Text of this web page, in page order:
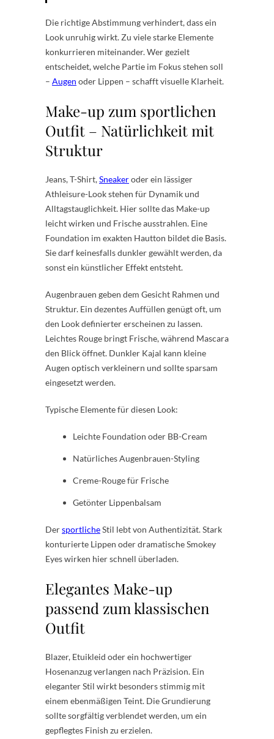
Die richtige Abstimmung verhindert, dass ein
Look unruhig wirkt. Zu viele starke Elemente
konkurrieren miteinander. Wer gezielt
entscheidet, welche Partie im Fokus stehen soll
– Augen oder Lippen – schafft visuelle Klarheit.
Make-up zum sportlichen
Outfit – Natürlichkeit mit
Struktur
Jeans, T-Shirt,Sneakeroder ein lässiger
Athleisure-Look stehen für Dynamik und
Alltagstauglichkeit. Hier sollte das Make-up
leicht wirken und Frische ausstrahlen. Eine
Foundation im exakten Hautton bildet die Basis.
Sie darf keinesfalls dunkler gewählt werden, da
sonst ein künstlicher Effekt entsteht.
Augenbrauen geben dem Gesicht Rahmen und
Struktur. Ein dezentes Auffüllen genügt oft, um
den Look definierter erscheinen zu lassen.
Leichtes Rouge bringt Frische, während Mascara
den Blick öffnet. Dunkler Kajal kann kleine
Augen optisch verkleinern und sollte sparsam
eingesetzt werden.
Typische Elemente für diesen Look:
Leichte Foundation oder BB-Cream
Natürliches Augenbrauen-Styling
Creme-Rouge für Frische
Getönter Lippenbalsam
DersportlicheStil lebt von Authentizität. Stark
konturierte Lippen oder dramatische Smokey
Eyes wirken hier schnell überladen.
Elegantes Make-up
passend zum klassischen
Outfit
Blazer, Etuikleid oder ein hochwertiger
Hosenanzug verlangen nach Präzision. Ein
eleganter Stil wirkt besonders stimmig mit
einem ebenmäßigen Teint. Die Grundierung
sollte sorgfältig verblendet werden, um ein
gepflegtes Finish zu erzielen.